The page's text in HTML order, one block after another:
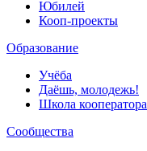
Юбилей
Кооп-проекты
Образование
Учёба
Даёшь, молодежь!
Школа кооператора
Сообщества